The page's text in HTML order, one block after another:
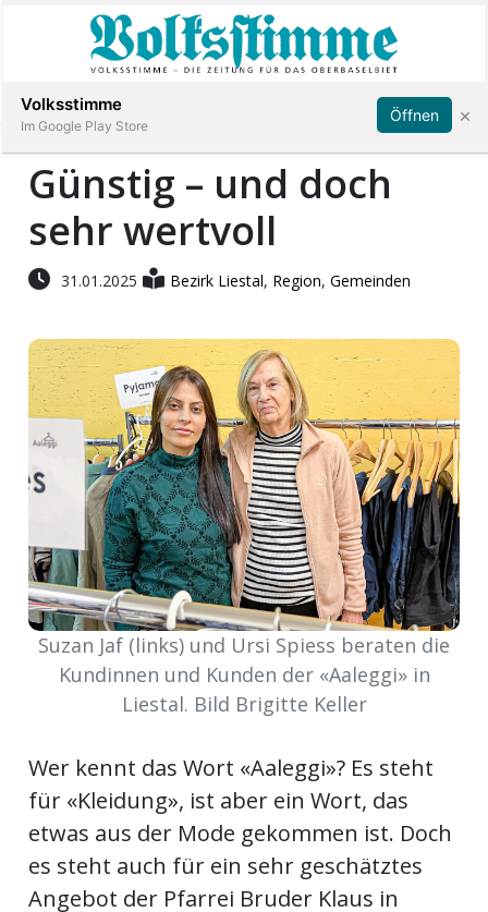
Immobilien
Veranstaltungen
Stellen
E-
Paper
Fussball
Abonnieren Anmelden
Günstig – und doch
sehr wertvoll
31.01.2025 Bezirk Liestal, Region,Gemeinden
Suzan Jaf (links) und Ursi Spiess beraten die
Kundinnen und Kunden der «Aaleggi» in
Liestal. Bild Brigitte Keller
Wer kennt das Wort «Aaleggi»? Es steht
für «Kleidung», ist aber ein Wort, das
etwas aus der Mode gekommen ist. Doch
es steht auch für ein sehr geschätztes
Angebot der Pfarrei Bruder Klaus in
Volksstimme
Im Google Play Store
Öffnen ×